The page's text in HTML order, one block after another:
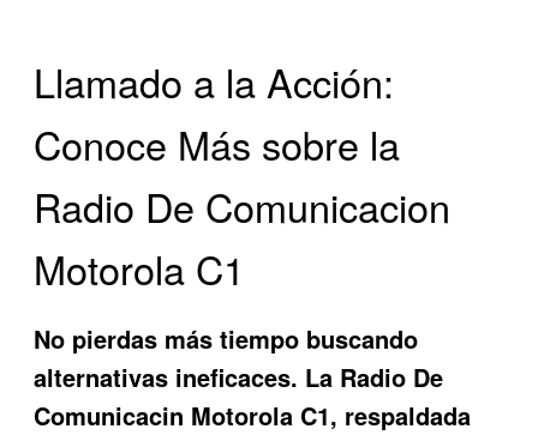
Llamado a la Acción:
Conoce Más sobre la
Radio De Comunicacion
Motorola C1
No pierdas más tiempo buscando
alternativas ineficaces. La Radio De
Comunicacin Motorola C1, respaldada